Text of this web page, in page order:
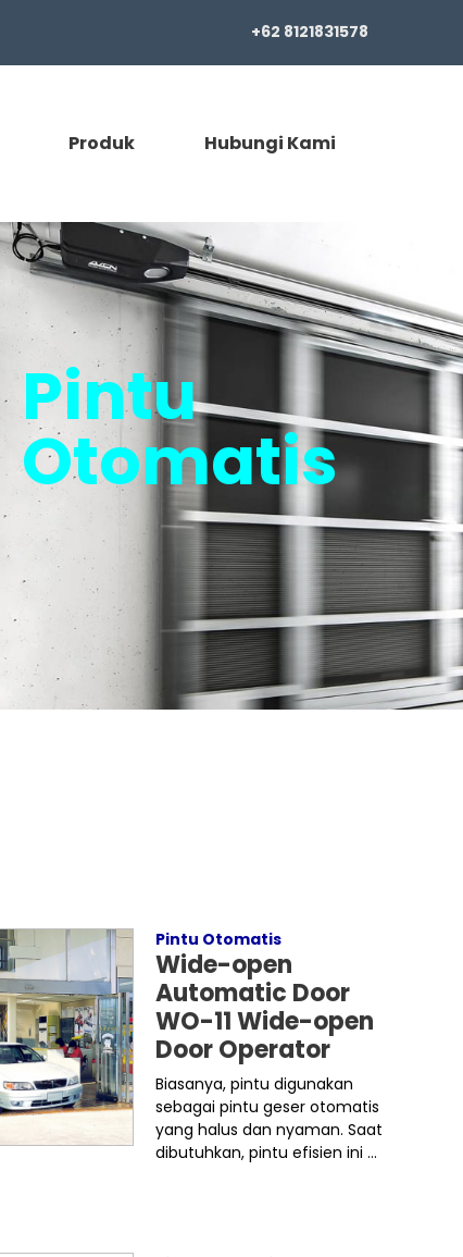
+62 8121831578
Produk Hubungi Kami
Pintu
Otomatis
Pintu Otomatis
Wide-open
Automatic Door
WO-11 Wide-open
Door Operator
Biasanya, pintu digunakan
sebagai pintu geser otomatis
yang halus dan nyaman. Saat
dibutuhkan, pintu efisien ini ...